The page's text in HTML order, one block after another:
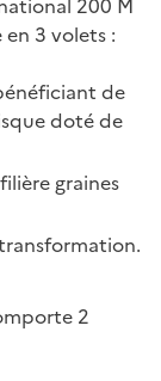
3 volets :
de
doté de
graines
2